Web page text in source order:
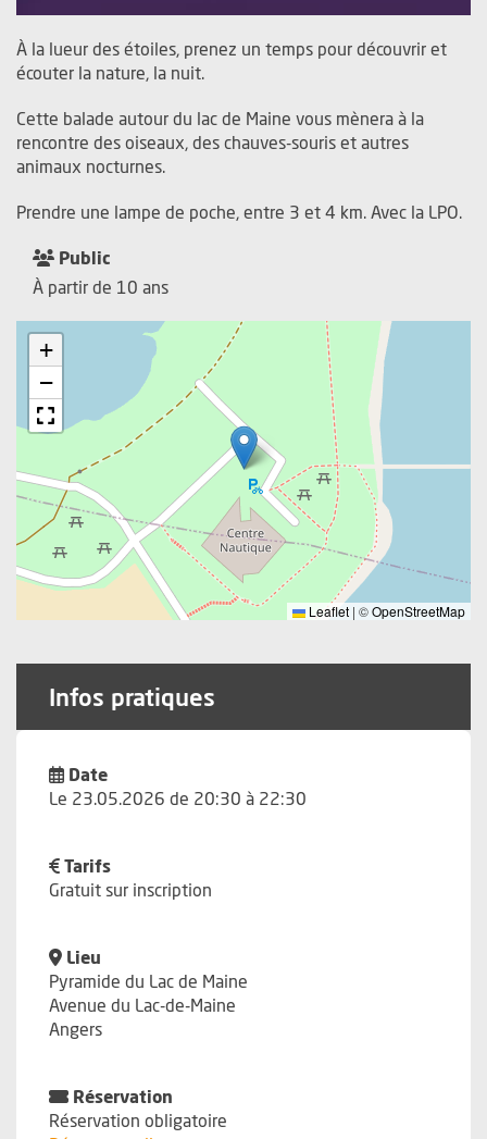
À la lueur des étoiles, prenez un temps pour découvrir et
écouter la nature, la nuit.
Cette balade autour du lac de Maine vous mènera à la
rencontre des oiseaux, des chauves-souris et autres
animaux nocturnes.
Prendre une lampe de poche, entre 3 et 4 km. Avec la LPO.
Public
À partir de 10 ans
+
−
Leaflet | ©OpenStreetMap
Infos pratiques
Date
Le 23.05.2026 de 20:30 à 22:30
Tarifs
Gratuit sur inscription
Lieu
Pyramide du Lac de Maine
Avenue du Lac-de-Maine
Angers
Réservation
Réservation obligatoire